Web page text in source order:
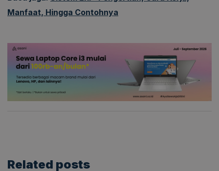
Manfaat, Hingga Contohnya
Related posts